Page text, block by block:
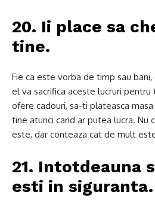
20. Ii place sa
tine.
Fie ca este vorba de timp sau
el va sacrifica aceste lucruri pentru
ofere cadouri, sa-ti plateasca
tine atunci cand ar putea lucra. Nu
este, dar conteaza cat de mult
21. Intotdeauna
esti in siguranta.